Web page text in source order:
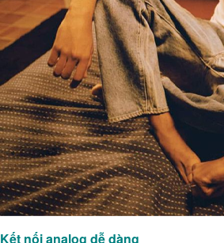
Kết nối analog dễ dàng